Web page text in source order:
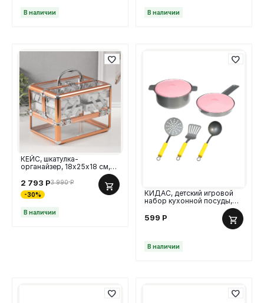
В наличии В наличии
КЕЙС, шкатулка-
органайзер, 18х25х18 см,
металлокаркас, медный
2 793 Р3 990 Р
-30%
В наличии
КИДАС, детский игровой
набор кухонной посуды,
599 Р
В наличии